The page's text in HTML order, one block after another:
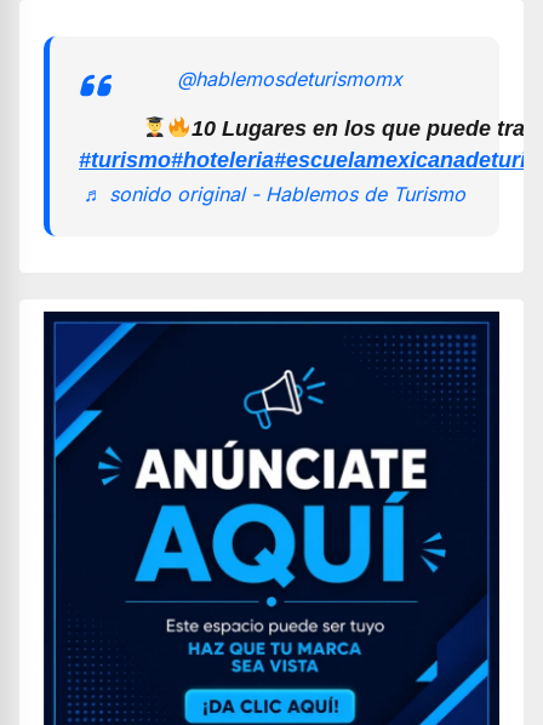
@hablemosdeturismomx
10 Lugares en los que puede
#turismo#hoteleria
♬ sonido original - Hablemos de Turismo